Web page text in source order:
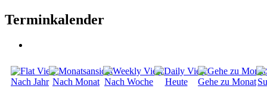
Terminkalender
Nach Jahr Nach Monat Nach Woche Heute Gehe zu Monat